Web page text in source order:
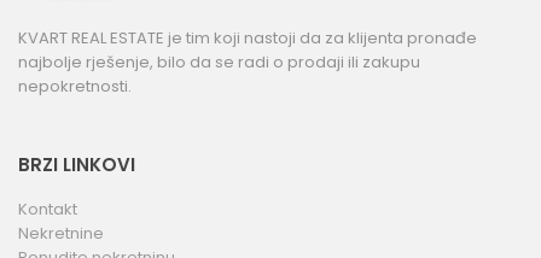
KVART REAL ESTATE je tim koji nastoji da za klijenta pronađe
najbolje rješenje, bilo da se radi o prodaji ili zakupu
nepokretnosti.
BRZI LINKOVI
Kontakt
Nekretnine